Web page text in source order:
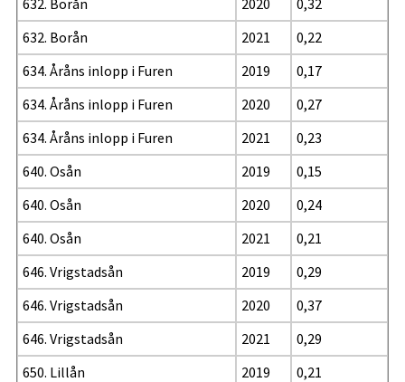
632. Borån
2021
0,22
634. Åråns inlopp i Furen
2019
0,17
634. Åråns inlopp i Furen
2020
0,27
634. Åråns inlopp i Furen
2021
0,23
640. Osån
2019
0,15
640. Osån
2020
0,24
640. Osån
2021
0,21
646. Vrigstadsån
2019
0,29
646. Vrigstadsån
2020
0,37
646. Vrigstadsån
2021
0,29
650. Lillån
2019
0,21